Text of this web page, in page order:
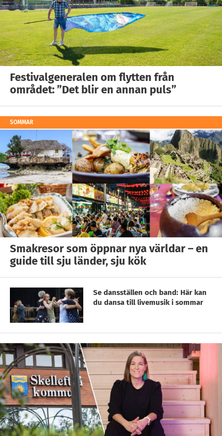
Festivalgeneralen om flytten från
området: ”Det blir en annan puls”
SOMMAR
Smakresor som öppnar nya världar – en
guide till sju länder, sju kök
Se dansställen och band: Här kan
du dansa till livemusik i sommar